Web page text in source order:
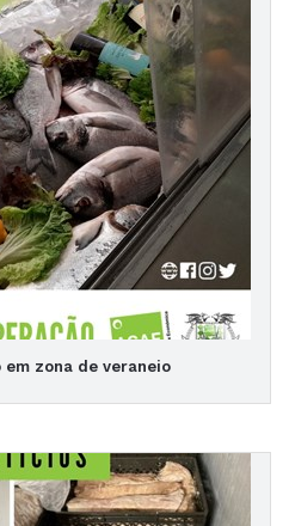
zona de veraneio